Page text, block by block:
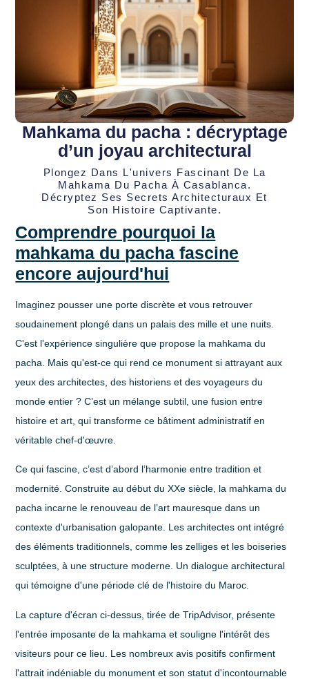
Mahkama du pacha : décryptage
d’un joyau architectural
Plongez Dans L'univers Fascinant De La
Mahkama Du Pacha À Casablanca.
Décryptez Ses Secrets Architecturaux Et
Son Histoire Captivante.
Comprendre pourquoi la
mahkama du pacha fascine
encore aujourd'hui
Imaginez pousser une porte discrète et vous retrouver
soudainement plongé dans un palais des mille et une nuits.
C'est l'expérience singulière que propose la mahkama du
pacha. Mais qu'est-ce qui rend ce monument si attrayant aux
yeux des architectes, des historiens et des voyageurs du
monde entier ? C’est un mélange subtil, une fusion entre
histoire et art, qui transforme ce bâtiment administratif en
véritable chef-d'œuvre.
Ce qui fascine, c’est d’abord l’harmonie entre tradition et
modernité. Construite au début du XXe siècle, la mahkama du
pacha incarne le renouveau de l’art mauresque dans un
contexte d'urbanisation galopante. Les architectes ont intégré
des éléments traditionnels, comme leszelliges et les boiseries
sculptées, à une structure moderne. Un dialogue architectural
qui témoigne d'une période clé de l'histoire du Maroc.
La capture d'écran ci-dessus, tirée de TripAdvisor, présente
l'entrée imposante de la mahkama et souligne l'intérêt des
visiteurs pour ce lieu. Les nombreux avis positifs confirment
l'attrait indéniable du monument et son statut d'incontournable